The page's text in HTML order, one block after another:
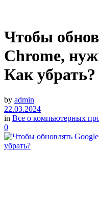
Чтобы
Chrome,
Как убрать?
by admin
22.03.2024
in Все о компьютерных
0